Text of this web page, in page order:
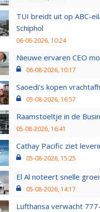
TUI breidt uit op ABC-
Schiphol
06-08-2026, 10:24
Nieuwe ervaren CEO
06-08-2026, 10:17
Saoedi’s kopen
05-08-2026, 16:57
Raamstoeltje in de
05-08-2026, 16:41
Cathay Pacific ziet
05-08-2026, 15:25
El Al noteert snelle
05-08-2026, 14:17
Lufthansa verwacht